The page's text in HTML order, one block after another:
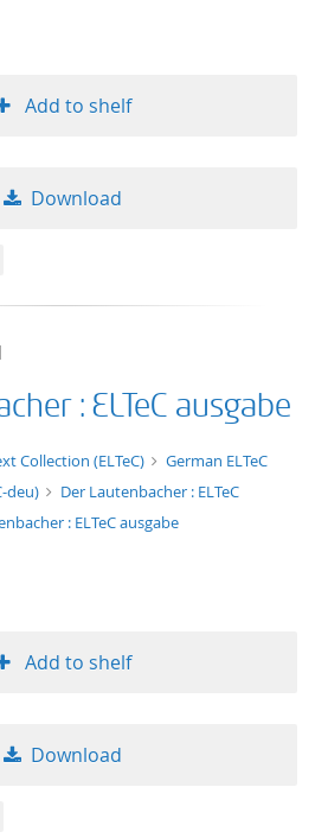
Add to shelf
Download
: ELTeC ausgabe
Collection (ELTeC)
German ELTeC
deu)
Der Lautenbacher : ELTeC
: ELTeC ausgabe
Add to shelf
Download